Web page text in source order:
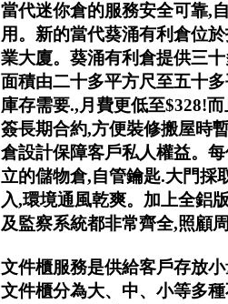
當代迷你倉的服務安全可靠,
用。新的當代葵涌有利倉位
業大廈。葵涌有利倉提供三
面積由二十多平方尺至五十
庫存需要.,月費更低至$328!
簽長期合約,方便裝修搬屋時
倉設計保障客戶私人權益。
立的儲物倉,自管鑰匙.大門採
入,環境通風乾爽。加上全鋁
及監察系統都非常齊全,照顧
文件櫃服務是供給客戶存放
文件櫃分為大、中、小等多